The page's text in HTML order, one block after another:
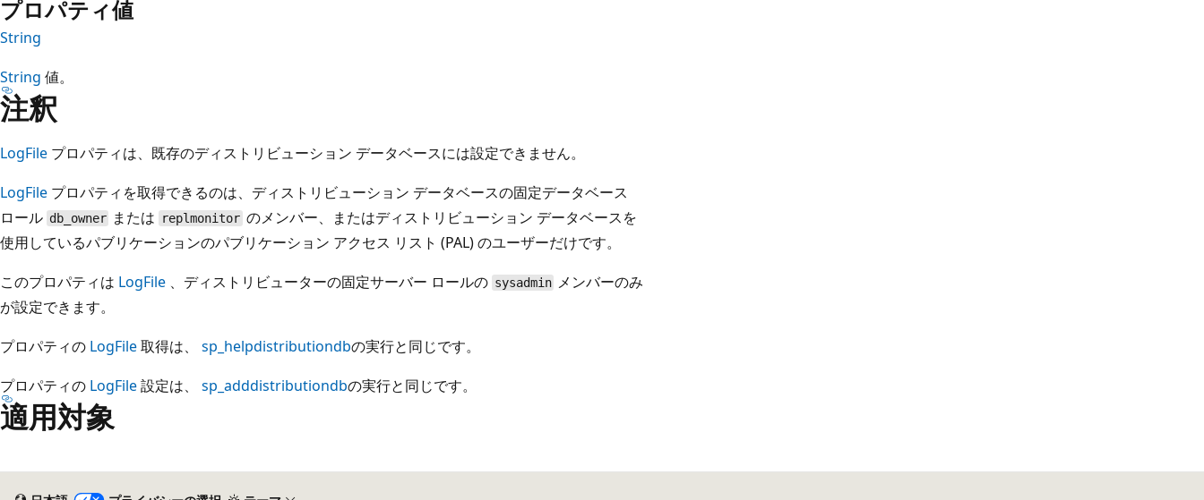
プロパティ値
String
String 値。
注釈
LogFile プロパティは、既存のディストリビューション データベースには設定できません。
LogFile プロパティを取得できるのは、ディストリビューション データベースの固定データベース
ロール db_owner または replmonitor のメンバー、またはディストリビューション データベースを
使用しているパブリケーションのパブリケーション アクセス リスト (PAL) のユーザーだけです。
このプロパティは LogFile 、ディストリビューターの固定サーバー ロールの sysadmin メンバーのみ
が設定できます。
プロパティの LogFile取得は、 sp_helpdistributiondbの実行と同じです。
プロパティの LogFile設定は、 sp_adddistributiondbの実行と同じです。
適用対象